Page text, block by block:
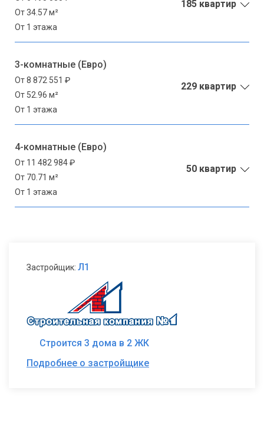
От 34.57 м²
От 1 этажа
185 квартир
3-комнатные (Евро)
От 8 872 551 ₽
От 52.96 м²
От 1 этажа
229 квартир
4-комнатные (Евро)
От 11 482 984 ₽
От 70.71 м²
От 1 этажа
50 квартир
Застройщик: Л1
Строится 3 дома в 2 ЖК
Подробнее о застройщике